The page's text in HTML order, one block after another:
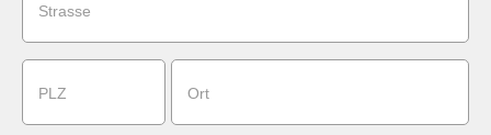
Strasse
PLZ Ort